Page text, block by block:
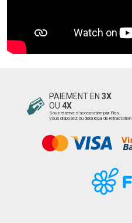
PAIEMENT EN 3X
OU 4X
Sous réserve d’acceptation par Floa.
Vous disposez du délai légal de rétractation